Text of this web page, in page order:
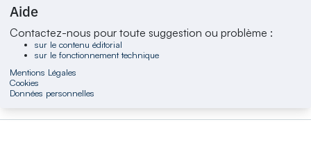
Aide
Contactez-nous pour toute suggestion ou problème :
sur le contenu éditorial
sur le fonctionnement technique
Mentions Légales
Cookies
Données personnelles